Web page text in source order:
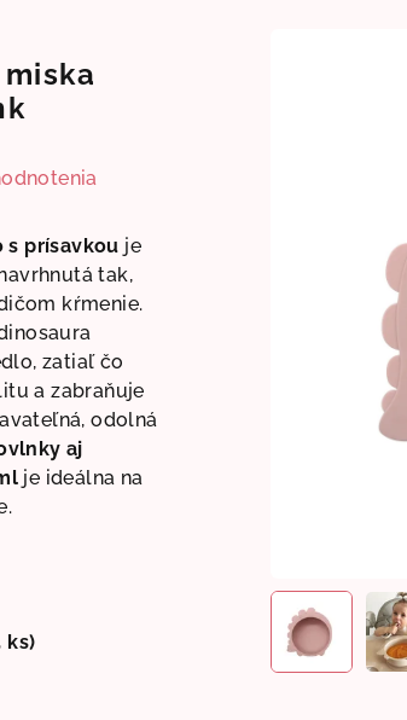
s prísavkou je
tak,
kŕmenie.
zatiaľ čo
a zabraňuje
odolná
aj
je ideálna na
ks)